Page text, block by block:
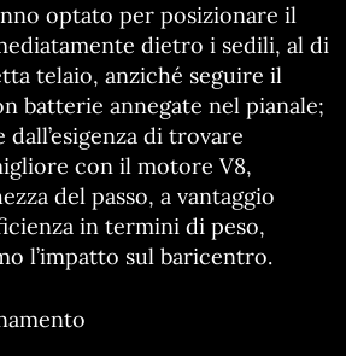
optato per posizionare il
dietro i sedili, al di
telaio, anziché seguire il
batterie annegate nel pianale;
dall’esigenza di trovare
con il motore V8,
del passo, a vantaggio
in termini di peso,
l’impatto sul baricentro.